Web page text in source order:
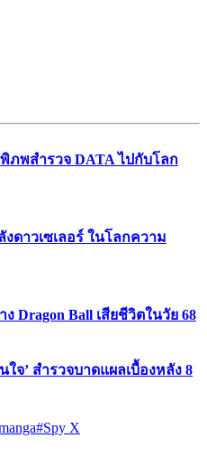
ภพสำรวจ DATA ไปกับโลก
ดาวเซเลอร์ ในโลกความ
Dragon Ball เสียชีวิตในวัย 68
จ’ สำรวจบาดแผลเบื้องหลัง 8
#Spy X